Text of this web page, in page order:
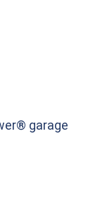
garage